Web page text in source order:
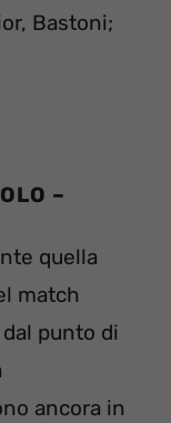
Bastoni;
–
quella
match
punto di
ancora in